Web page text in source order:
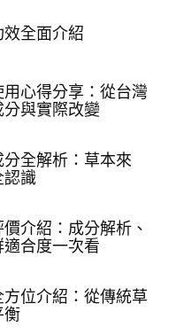
全面介紹
心得分享：從台灣
與實際改變
全解析：草本來
認識
介紹：成分解析、
合度一次看
位介紹：從傳統草
衡